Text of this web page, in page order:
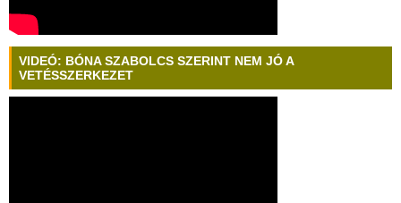
VIDEÓ: BÓNA SZABOLCS SZERINT NEM JÓ A
VETÉSSZERKEZET